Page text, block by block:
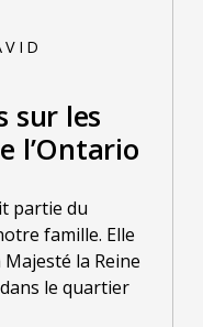
sur les
l’Ontario
partie du
famille. Elle
la Reine
le quartier